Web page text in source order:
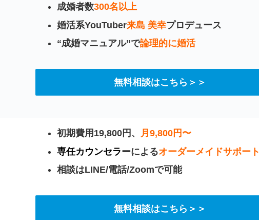
成婚者数300名以上
婚活系YouTuber来島 美幸プロデュース
“成婚マニュアル”で論理的に婚活
無料相談はこちら＞＞
初期費用19,800円、
月9,800円〜
専任カウンセラーによるオーダーメイドサポート
相談はLINE/電話/Zoomで可能
無料相談はこちら＞＞